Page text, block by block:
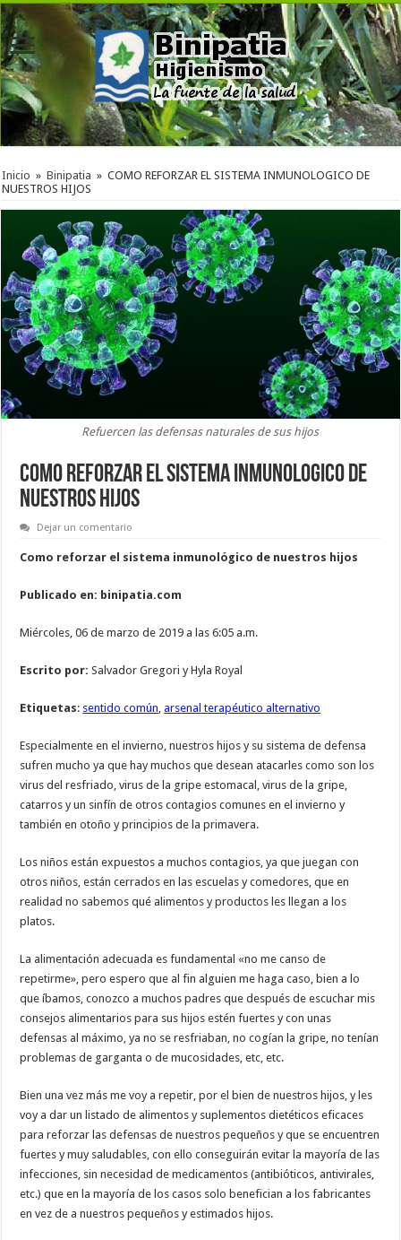
Inicio » Binipatia » COMO REFORZAR EL SISTEMA INMUNOLOGICO DE
NUESTROS HIJOS
Refuercen las defensas naturales de sus hijos
COMO REFORZAR EL SISTEMA INMUNOLOGICO DE
NUESTROS HIJOS
Dejar un comentario
Como reforzar el sistema inmunológico de nuestros hijos
Publicado en: binipatia.com
Miércoles, 06 de marzo de 2019 a las 6:05 a.m.
Escrito por:Salvador Gregori y Hyla Royal
Etiquetas: sentido común,arsenal terapéutico alternativo
Especialmente en el invierno, nuestros hijos y su sistema de defensa
sufren mucho ya que hay muchos que desean atacarles como son los
virus del resfriado, virus de la gripe estomacal, virus de la gripe,
catarros y un sinfín de otros contagios comunes en el invierno y
también en otoño y principios de la primavera.
Los niños están expuestos a muchos contagios, ya que juegan con
otros niños, están cerrados en las escuelas y comedores, que en
realidad no sabemos qué alimentos y productos les llegan a los
platos.
La alimentación adecuada es fundamental «no me canso de
repetirme», pero espero que al fin alguien me haga caso, bien a lo
que íbamos, conozco a muchos padres que después de escuchar mis
consejos alimentarios para sus hijos estén fuertes y con unas
defensas al máximo, ya no se resfriaban, no cogían la gripe, no tenían
problemas de garganta o de mucosidades, etc, etc.
Bien una vez más me voy a repetir, por el bien de nuestros hijos, y les
voy a dar un listado de alimentos y suplementos dietéticos eficaces
para reforzar las defensas de nuestros pequeños y que se encuentren
fuertes y muy saludables, con ello conseguirán evitar la mayoría de las
infecciones, sin necesidad de medicamentos (antibióticos, antivirales,
etc.) que en la mayoría de los casos solo benefician a los fabricantes
en vez de a nuestros pequeños y estimados hijos.